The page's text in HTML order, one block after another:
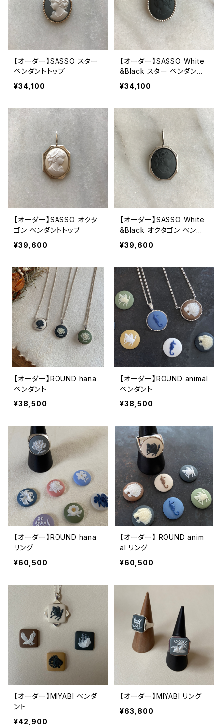
【オーダー】SASSO スター
ペンダントトップ
¥34,100
【オーダー】SASSO White
&Black スター ペンダント
トップ
¥34,100
【オーダー】SASSO オクタ
ゴン ペンダントトップ
¥39,600
【オーダー】SASSO White
&Black オクタゴン ペンダ
ントトップ
¥39,600
【オーダー】ROUND hana
ペンダント
¥38,500
【オーダー】ROUND animal
ペンダント
¥38,500
【オーダー】ROUND hana
リング
¥60,500
【オーダー】 ROUND anim
al リング
¥60,500
【オーダー】MIYABI ペンダ
ント
¥42,900
【オーダー】MIYABI リング
¥63,800